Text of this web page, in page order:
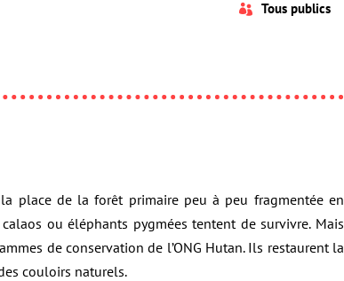
 Tous publics
place de la forêt primaire peu à peu fragmentée en
ou éléphants pygmées tentent de survivre. Mais
de conservation de l’ONG Hutan. Ils restaurent la
couloirs naturels.